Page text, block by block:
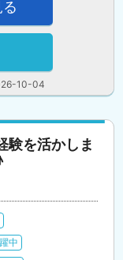
10-04
験を活かしま
中